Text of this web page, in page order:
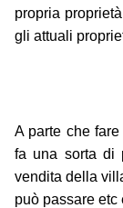
propria
gli attuali
A parte che
fa una sorta di
vendita della
può passare etc